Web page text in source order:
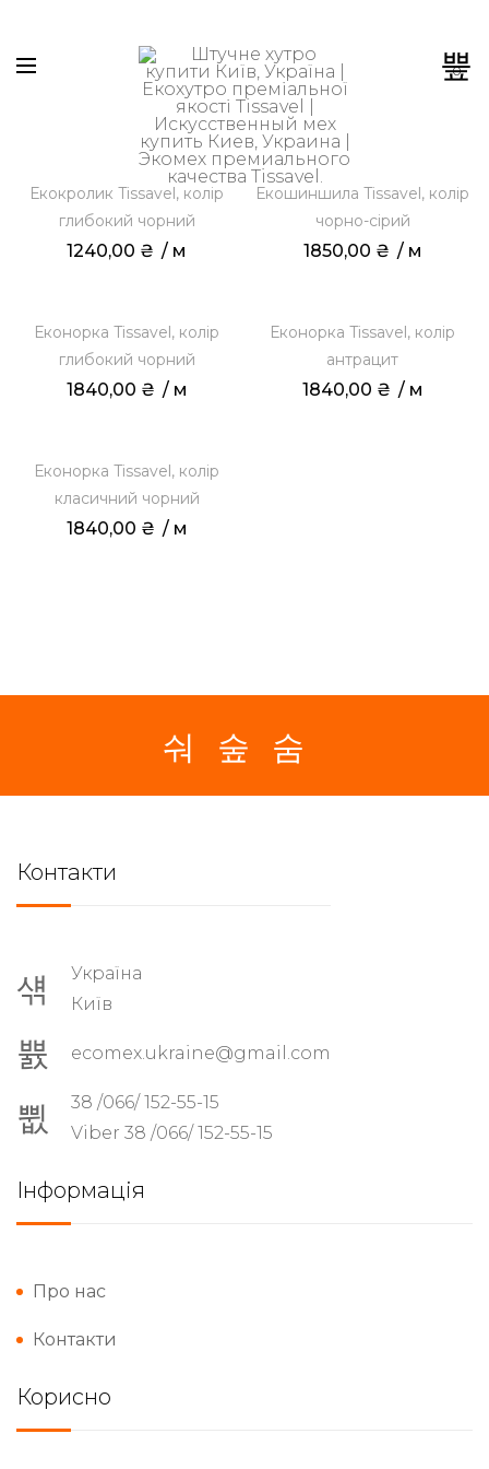
0
Екокролик Tissavel, колір
глибокий чорний
1240,00 ₴ / м
Екошиншила Tissavel, колір
чорно-сірий
1850,00 ₴ / м
Еконорка Tissavel, колір
глибокий чорний
1840,00 ₴ / м
Еконорка Tissavel, колір
антрацит
1840,00 ₴ / м
Еконорка Tissavel, колір
класичний чорний
1840,00 ₴ / м
Контакти
Україна
Київ
ecomex.ukraine@gmail.com
38 /066/ 152-55-15
Viber 38 /066/ 152-55-15
Інформація
Про нас
Контакти
Корисно